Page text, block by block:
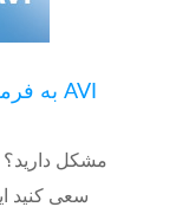
سعی کنید